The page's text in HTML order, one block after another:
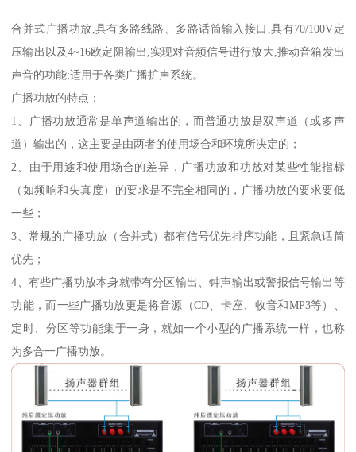
合并式广播功放,具有多路线路、多路话筒输入接口,具有70/100V定
压输出以及4~16欧定阻输出,实现对音频信号进行放大,推动音箱发出
声音的功能;适用于各类广播扩声系统。
广播功放的特点：
1、广播功放通常是单声道输出的，而普通功放是双声道（或多声
道）输出的，这主要是由两者的使用场合和环境所决定的；
2、由于用途和使用场合的差异，广播功放和功放对某些性能指标
（如频响和失真度）的要求是不完全相同的，广播功放的要求要低
一些；
3、常规的广播功放（合并式）都有信号优先排序功能，且紧急话筒
优先；
4、有些广播功放本身就带有分区输出、钟声输出或警报信号输出等
功能，而一些广播功放更是将音源（CD、卡座、收音和MP3等）、
定时、分区等功能集于一身，就如一个小型的广播系统一样，也称
为多合一广播功放。